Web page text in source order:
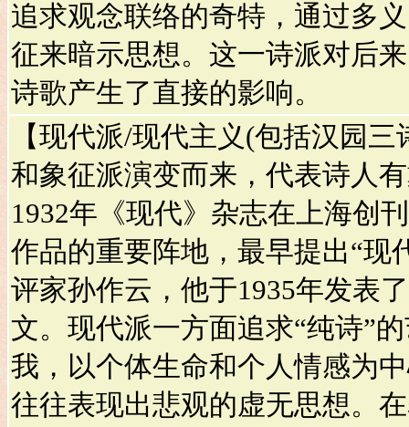
追求观念联络的奇特，通过多
征来暗示思想。这一诗派对后
诗歌产生了直接的影响。
【现代派/现代主义(包括汉园
和象征派演变而来，代表诗人
1932年《现代》杂志在上海创
作品的重要阵地，最早提出“现
评家孙作云，他于1935年发表
文。现代派一方面追求“纯诗”
我，以个体生命和个人情感为
往往表现出悲观的虚无思想。